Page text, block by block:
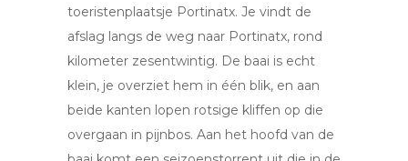
toeristenplaatsje Portinatx. Je vindt de
afslag langs de weg naar Portinatx, rond
kilometer zesentwintig. De baai is echt
klein, je overziet hem in één blik, en aan
beide kanten lopen rotsige kliffen op die
overgaan in pijnbos. Aan het hoofd van de